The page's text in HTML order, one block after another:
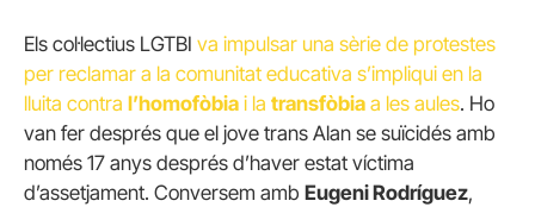
Els col·lectius LGTBI va impulsar una sèrie de protestes
per reclamar a la comunitat educativa s’impliqui en la
lluita contra l’homofòbia i la transfòbia a les aules. Ho
van fer després que el jove trans Alan se suïcidés amb
només 17 anys després d’haver estat víctima
d’assetjament. Conversem amb Eugeni Rodríguez,